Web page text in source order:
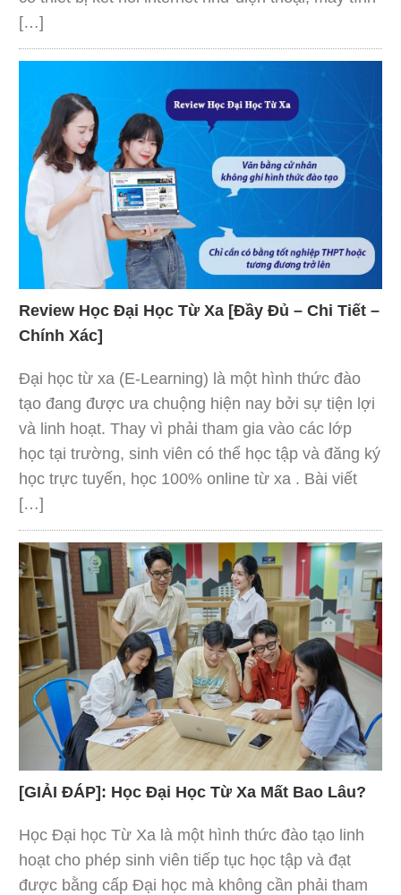
[…]
Review Học Đại Học Từ Xa [Đầy Đủ – Chi Tiết –
Chính Xác]
Đại học từ xa (E-Learning) là một hình thức đào
tạo đang được ưa chuộng hiện nay bởi sự tiện lợi
và linh hoạt. Thay vì phải tham gia vào các lớp
học tại trường, sinh viên có thể học tập và đăng ký
học trực tuyến, học 100% online từ xa . Bài viết
[…]
[GIẢI ĐÁP]: Học Đại Học Từ Xa Mất Bao Lâu?
Học Đại học Từ Xa là một hình thức đào tạo linh
hoạt cho phép sinh viên tiếp tục học tập và đạt
được bằng cấp Đại học mà không cần phải tham